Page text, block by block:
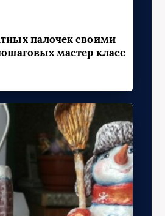
палочек своими
мастер класс